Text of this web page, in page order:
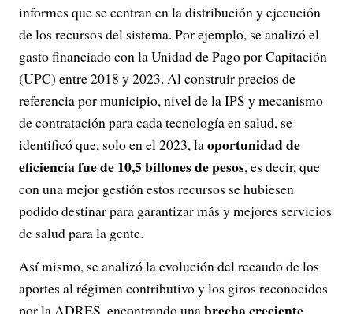
informes que se centran en la distribución y ejecución
de los recursos del sistema. Por ejemplo, se analizó el
gasto financiado con la Unidad de Pago por Capitación
(UPC) entre 2018 y 2023. Al construir precios de
referencia por municipio, nivel de la IPS y mecanismo
de contratación para cada tecnología en salud, se
identificó que, solo en el 2023, laoportunidad de
eficiencia fue de 10,5 billones de pesos, es decir, que
con una mejor gestión estos recursos se hubiesen
podido destinar para garantizar más y mejores servicios
de salud para la gente.
Así mismo, se analizó la evolución del recaudo de los
aportes al régimen contributivo y los giros reconocidos
por la ADRES, encontrando una